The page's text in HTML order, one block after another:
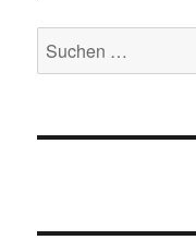
Suchen
nach: